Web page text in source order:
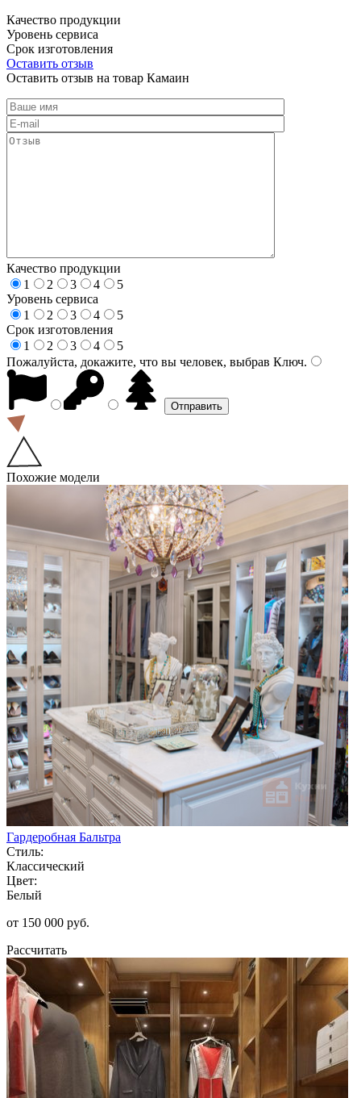
Качество продукции
Уровень сервиса
Срок изготовления
Оставить отзыв
Оставить отзыв на товар Камаин
Качество продукции
1
2 3 4
5
Уровень сервиса
1
2 3 4
5
Срок изготовления
1
2 3 4
5
Пожалуйста, докажите, что вы человек, выбрав Ключ.
Похожие модели
Гардеробная Бальтра
Стиль:
Классический
Цвет:
Белый
от 150 000 руб.
Рассчитать